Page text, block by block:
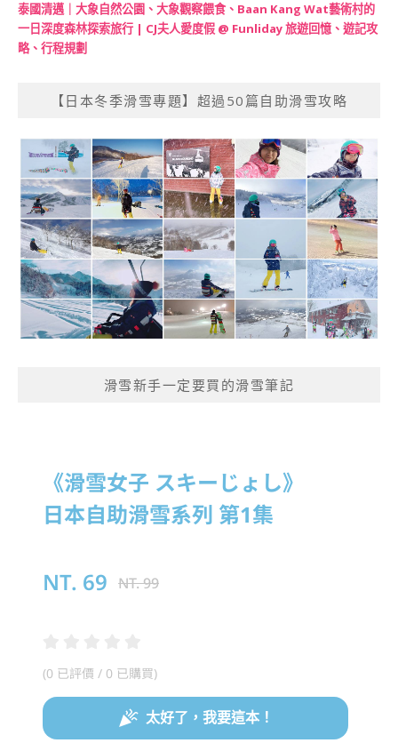
泰國清邁｜大象自然公園、大象觀察餵食、Baan Kang Wat藝術村的
一日深度森林探索旅行 | CJ夫人愛度假 @ Funliday 旅遊回憶、遊記攻
略、行程規劃
【日本冬季滑雪專題】超過50篇自助滑雪攻略
滑雪新手一定要買的滑雪筆記